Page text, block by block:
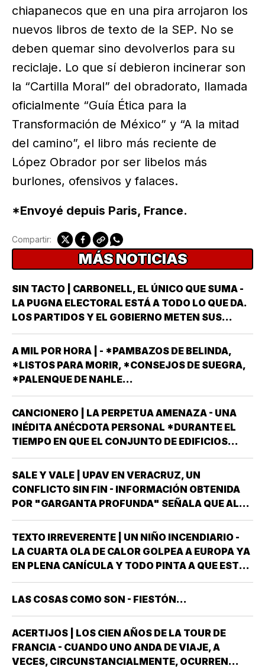
chiapanecos que en una pira arrojaron los
nuevos libros de texto de la SEP. No se
deben quemar sino devolverlos para su
reciclaje. Lo que sí debieron incinerar son
la “Cartilla Moral” del obradorato, llamada
oficialmente “Guía Ética para la
Transformación de México” y “A la mitad
del camino”, el libro más reciente de
López Obrador por ser libelos más
burlones, ofensivos y falaces.
*Envoyé depuis Paris, France.
Compartir:
MÁS NOTICIAS
SIN TACTO | CARBONELL, EL ÚNICO QUE SUMA -
LA PUGNA ELECTORAL ESTÁ A TODO LO QUE DA.
LOS PARTIDOS Y EL GOBIERNO METEN SUS
ARMAS MÁS AFILADAS CON LA VISTA PUESTA EN
LA JORNADA DEL DOMINGO 6 DE JUNIO DEL AÑO
ENTRANTE *EL PROCESO ELECTORAL PARA
ELEGIR…
A MIL POR HORA | - *PAMBAZOS DE BELINDA,
*LISTOS PARA MORIR, *CONSEJOS DE SUEGRA,
*PALENQUE DE NAHLE...
CANCIONERO | LA PERPETUA AMENAZA - UNA
INÉDITA ANÉCDOTA PERSONAL *DURANTE EL
TIEMPO EN QUE EL CONJUNTO DE EDIFICIOS
LLAMADO LOS PINOS FUE RESIDENCIA OFICIAL
DEL PRESIDENTE DE MÉXICO, ESTUVE AHÍ
SOLAMENTE CUATRO VECES, TRES DE ELLAS EN
CALIDAD DE…
SALE Y VALE | UPAV EN VERACRUZ, UN
CONFLICTO SIN FIN - INFORMACIÓN OBTENIDA
POR "GARGANTA PROFUNDA" SEÑALA QUE AL
GOBIERNO DEL ESTADO *ESTÁ A PUNTO DE
"REVENTARLE" EL TEMA DE LA UNIVERSIDAD
POPULAR AUTÓNOMA DE VERACRUZ (UPAV) EN
LAS MANOS *Y NO ES…
TEXTO IRREVERENTE | UN NIÑO INCENDIARIO -
LA CUARTA OLA DE CALOR GOLPEA A EUROPA YA
EN PLENA CANÍCULA Y TODO PINTA A QUE ESTE
2026 SE UBICARÁ COMO EL PEOR DE LA HISTORIA
EN CUANTO A GOLPES CLIMÁTICOS *UNA OLA
LAS COSAS COMO SON - FIESTÓN...
ACERTIJOS | LOS CIEN AÑOS DE LA TOUR DE
FRANCIA - CUANDO UNO ANDA DE VIAJE, A
VECES, CIRCUNSTANCIALMENTE, OCURREN